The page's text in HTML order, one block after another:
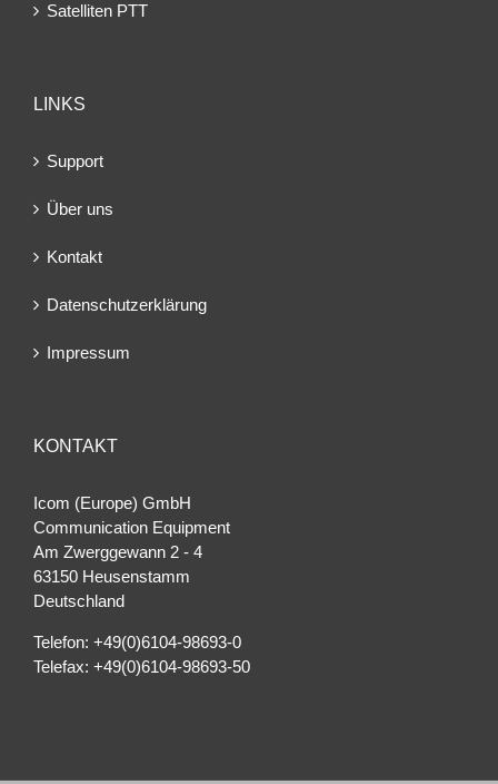
Satelliten PTT
LINKS
Support
Über uns
Kontakt
Datenschutzerklärung
Impressum
KONTAKT
Icom (Europe) GmbH
Communication Equipment
Am Zwerggewann 2 ‐ 4
63150 Heusenstamm
Deutschland
Telefon: +49(0)6104-98693-0
Telefax: +49(0)6104-98693-50